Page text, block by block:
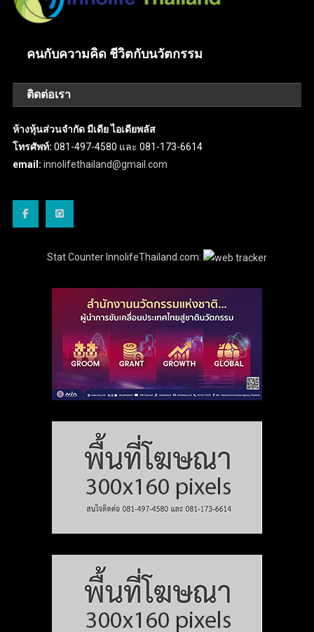
คนกับความคิด ชีวิตกับนวัตกรรม
ติดต่อเรา
ห้างหุ้นส่วนจำกัด มีเดีย ไอเดียพลัส
โทรศัพท์: 081-497-4580 และ 081-173-6614
email: innolifethailand@gmail.com
Stat Counter InnolifeThailand.com: